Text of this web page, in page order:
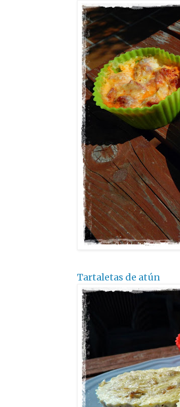
Tartaletas de atún